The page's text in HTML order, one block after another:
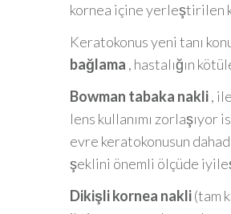
kornea içine yerleştirilen
Keratokonus yeni tanı
bağlama , hastalığın
Bowman tabaka nakli,
lens kullanımı
evre keratokonusun
şeklini önemli ölçüde
Dikişli kornea nakli(tam